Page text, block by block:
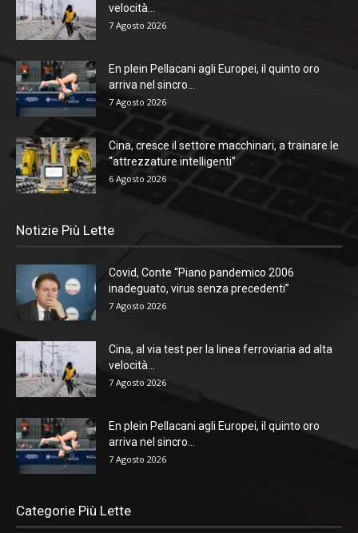
velocità...
7 Agosto 2026
En plein Pellacani agli Europei, il quinto oro
arriva nel sincro...
7 Agosto 2026
Cina, cresce il settore macchinari, a trainare le
“attrezzature intelligenti”
6 Agosto 2026
Notizie Più Lette
Covid, Conte “Piano pandemico 2006
inadeguato, virus senza precedenti”
7 Agosto 2026
Cina, al via test per la linea ferroviaria ad alta
velocità...
7 Agosto 2026
En plein Pellacani agli Europei, il quinto oro
arriva nel sincro...
7 Agosto 2026
Categorie Più Lette